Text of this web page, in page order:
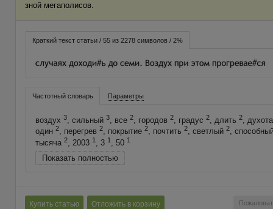
зной мегаполисов.
Краткий текст статьи / 55 из 2278 символов / 2%
Частотный словарь Параметры
воздух 3, сильный 3, все 2, городов 2, градус 2, длить 2,
один 2, перегрев 2, покрытие 2, почтить 2, светлый 2,
тысяча 2, 2003 1, 3 1, 50 1
Показать полностью
Купить статью Отложить в корзину